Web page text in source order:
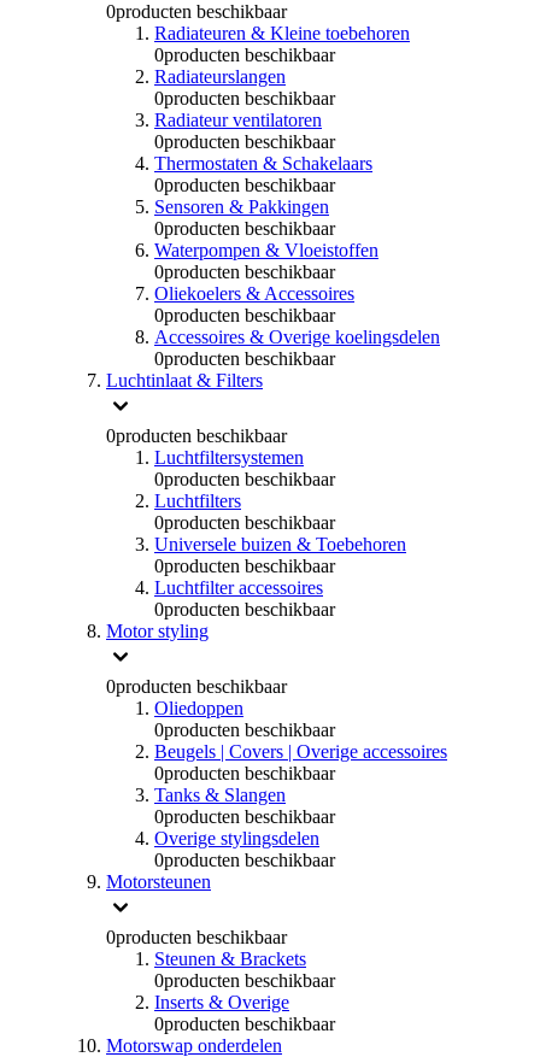
0producten beschikbaar
Radiateuren & Kleine toebehoren
0producten beschikbaar
Radiateurslangen
0producten beschikbaar
Radiateur ventilatoren
0producten beschikbaar
Thermostaten & Schakelaars
0producten beschikbaar
Sensoren & Pakkingen
0producten beschikbaar
Waterpompen & Vloeistoffen
0producten beschikbaar
Oliekoelers & Accessoires
0producten beschikbaar
Accessoires & Overige koelingsdelen
0producten beschikbaar
Luchtinlaat & Filters
0producten beschikbaar
Luchtfiltersystemen
0producten beschikbaar
Luchtfilters
0producten beschikbaar
Universele buizen & Toebehoren
0producten beschikbaar
Luchtfilter accessoires
0producten beschikbaar
Motor styling
0producten beschikbaar
Oliedoppen
0producten beschikbaar
Beugels | Covers | Overige accessoires
0producten beschikbaar
Tanks & Slangen
0producten beschikbaar
Overige stylingsdelen
0producten beschikbaar
Motorsteunen
0producten beschikbaar
Steunen & Brackets
0producten beschikbaar
Inserts & Overige
0producten beschikbaar
Motorswap onderdelen